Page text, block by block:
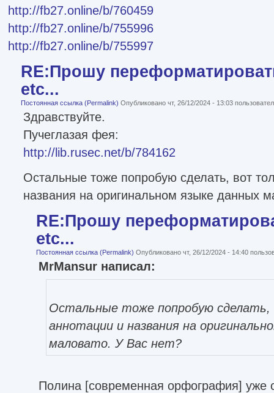
http://fb27.online/b/760459
http://fb27.online/b/755996
http://fb27.online/b/755997
RE:Прошу
etc...
Постоянная ссылка (Permalink) Опубликовано чт, 26/12/2024 - 13:03
Здравствуйте.
Пучеглазая фея:
http://lib.rusec.net/b/784162
Остальные тоже попробую сделать, вот
названия на оригинальном языке данных
RE:Прошу
etc...
Постоянная ссылка (Permalink) Опубликовано чт, 26/12/2024 - 14:40
MrMansur написал:
Остальные тоже попробую сделать,
аннотации и названия на
маловато. У Вас нет?
Полина [современная орфография] уже